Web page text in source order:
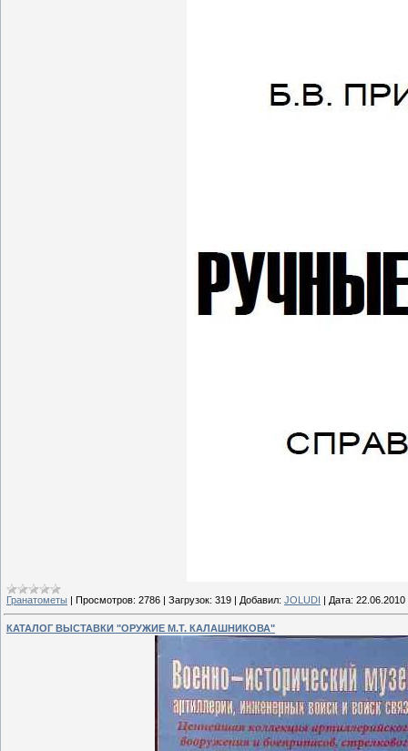
Гранатометы Просмотров: 2786 Загрузок: 319 Добавил: JOLUDI Дата: 22.06.2010
КАТАЛОГ ВЫСТАВКИ "ОРУЖИЕ М.Т. КАЛАШНИКОВА"